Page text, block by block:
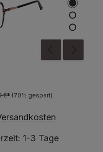
€* (70% gespart)
1-3 Tage